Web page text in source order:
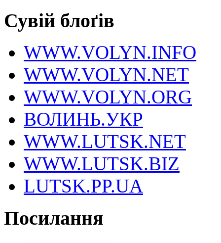
Сувій блоґів
WWW.VOLYN.INFO
WWW.VOLYN.NET
WWW.VOLYN.ORG
ВОЛИНЬ.УКР
WWW.LUTSK.NET
WWW.LUTSK.BIZ
LUTSK.PP.UA
Посилання